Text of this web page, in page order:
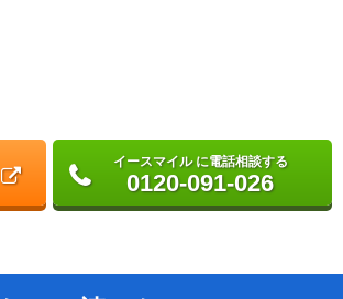
イースマイル に電話相談する
0120-091-026